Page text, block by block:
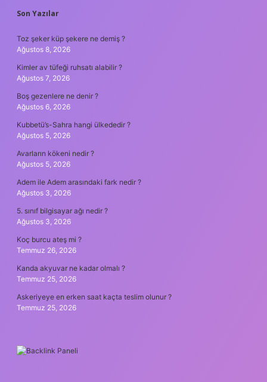
SIDEBAR
Son Yazılar
Toz şeker küp şekere ne demiş ?
Ağustos 8, 2026
Kimler av tüfeği ruhsatı alabilir ?
Ağustos 7, 2026
Boş gezenlere ne denir ?
Ağustos 6, 2026
Kubbetü’s-Sahra hangi ülkededir ?
Ağustos 5, 2026
Avarların kökeni nedir ?
Ağustos 5, 2026
Adem ile Adem arasındaki fark nedir ?
Ağustos 3, 2026
5. sınıf bilgisayar ağı nedir ?
Ağustos 3, 2026
Koç burcu ateş mi ?
Temmuz 26, 2026
Kanda akyuvar ne kadar olmalı ?
Temmuz 25, 2026
Askeriyeye en erken saat kaçta teslim olunur ?
Temmuz 25, 2026